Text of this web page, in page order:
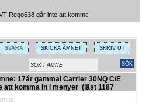
Rego638 går inte att komma in i menyer
SVARA SKICKA ÄMNET SKRIV UT
17år gammal Carrier 30NQ C/E
att komma in i menyer (läst 1187